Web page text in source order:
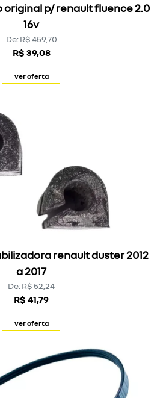
original p/ renault fluence 2.0
16v
De: R$ 459,70
R$ 39,08
ver oferta
renault duster 2012
a 2017
De: R$ 52,24
R$ 41,79
ver oferta